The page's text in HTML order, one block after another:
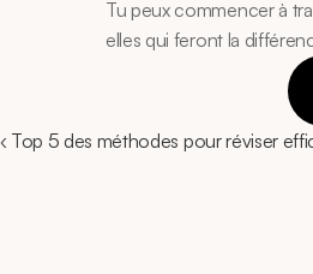
Tu peux commencer à
elles qui feront la
‹ Top 5 des méthodes pour réviser